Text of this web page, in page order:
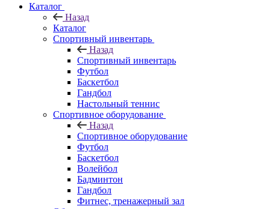
Каталог
Назад
Каталог
Спортивный инвентарь
Назад
Спортивный инвентарь
Футбол
Баскетбол
Гандбол
Настольный теннис
Спортивное оборудование
Назад
Спортивное оборудование
Футбол
Баскетбол
Волейбол
Бадминтон
Гандбол
Фитнес, тренажерный зал